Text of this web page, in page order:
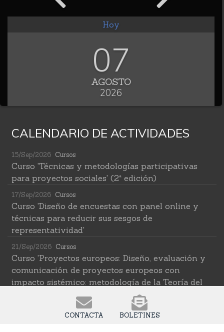
Hoy
07
AGOSTO
2026
CALENDARIO DE ACTIVIDADES
15/Sep/2026 Cursos
Curso 'Técnicas y metodologías participativas
para proyectos sociales' (2ª edición)
17/Sep/2026 Cursos
Curso 'Diseño de encuestas con panel online y
técnicas para reducir sus sesgos de
representatividad'
21/Sep/2026 Cursos
Curso 'Proyectos europeos: Diseño, evaluación y
comunicación de proyectos europeos con
impacto sistémico: metodología de la Teoría del
Cambio transformativa'
Cursos
CONTACTA BOLETINES